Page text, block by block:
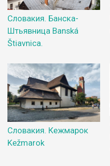
Словакия. Банска-
Штьявница Banská
Štiavnica.
Словакия. Кежмарок
Kežmarok